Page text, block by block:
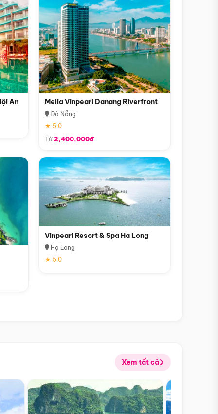
An Melia Vinpearl Danang Riverfront
Đà Nẵng
★ 5.0
Từ2,400,000đ
Vinpearl Resort & Spa Ha Long
Hạ Long
★ 5.0
Xem tất cả